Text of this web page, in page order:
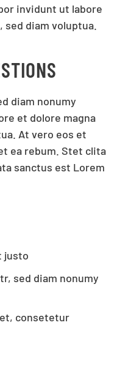
invidunt ut labore
diam voluptua.
diam nonumy
et dolore magna
At vero eos et
ea rebum. Stet clita
sanctus est Lorem
justo
sed diam nonumy
consetetur